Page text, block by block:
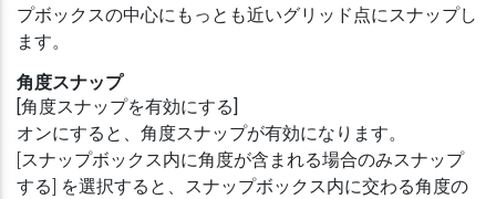
プボックスの中心にもっとも近いグリッド点にスナップし
ます。
角度スナップ
[角度スナップを有効にする]
オンにすると、角度スナップが有効になります。
[スナップボックス内に角度が含まれる場合のみスナップ
する] を選択すると、スナップボックス内に交わる角度の